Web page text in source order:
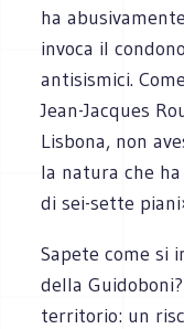
ha
invoca il
antisismici.
Jean-Jacques
Lisbona, non
la natura che
di sei-sette
Sapete come si
della
territorio: un